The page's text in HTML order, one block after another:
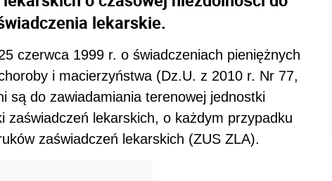
lekarskie.
czerwca 1999 r. o świadczeniach pieniężnych
i macierzyństwa (Dz.U. z 2010 r. Nr 77,
są do zawiadamiania terenowej jednostki
zaświadczeń lekarskich, o każdym przypadku
zaświadczeń lekarskich (ZUS ZLA).